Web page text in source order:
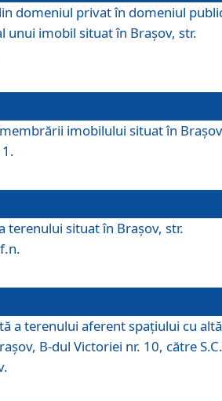
domeniul privat în domeniul
unui imobil situat în Braşov, str.
imobilului situat în
terenului situat în Braşov, str.
a terenului aferent spaţiului cu altă
B-dul Victoriei nr. 10, către S.C.